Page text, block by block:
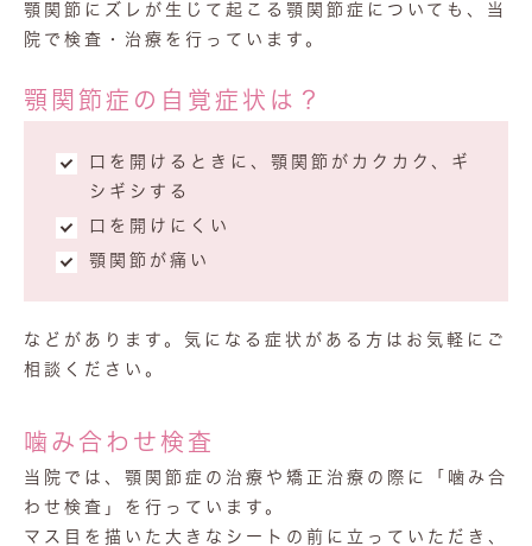
顎関節にズレが生じて起こる顎関節症についても、当
院で検査・治療を行っています。
顎関節症の自覚症状は？
口を開けるときに、顎関節がカクカク、ギ
シギシする
口を開けにくい
顎関節が痛い
などがあります。気になる症状がある方はお気軽にご
相談ください。
噛み合わせ検査
当院では、顎関節症の治療や矯正治療の際に「噛み合
わせ検査」を行っています。
マス目を描いた大きなシートの前に立っていただき、